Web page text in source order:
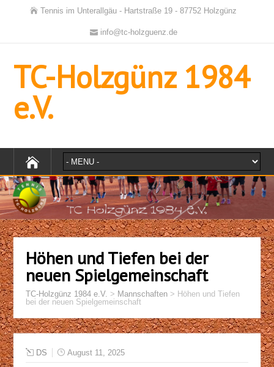
Tennis im Unterallgäu - Hartstraße 19 - 87752 Holzgünz
info@tc-holzguenz.de
TC-Holzgünz 1984
e.V.
Höhen und Tiefen bei der
neuen Spielgemeinschaft
TC-Holzgünz 1984 e.V. > Mannschaften > Höhen und Tiefen
bei der neuen Spielgemeinschaft
DS August 11, 2025